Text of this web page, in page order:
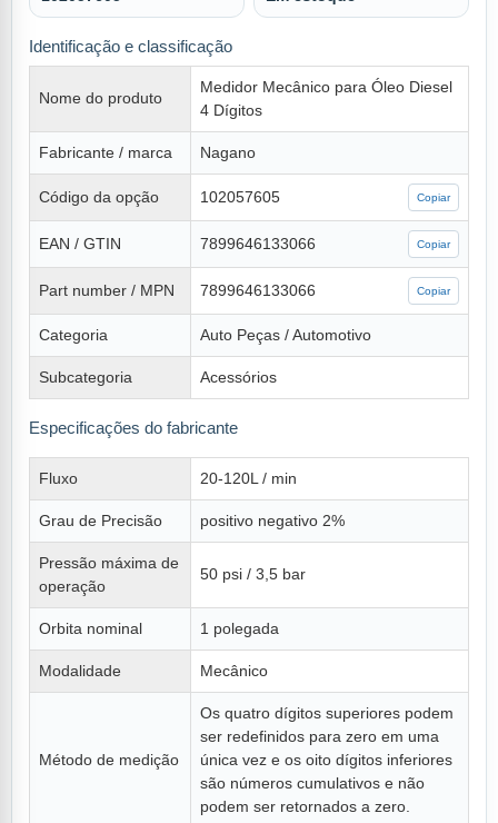
Identificação e classificação
Nome do produto
Medidor Mecânico para Óleo Diesel
4 Dígitos
Fabricante / marca Nagano
Código da opção 102057605 Copiar
EAN / GTIN 7899646133066 Copiar
Part number / MPN 7899646133066 Copiar
Categoria Auto Peças / Automotivo
Subcategoria Acessórios
Especificações do fabricante
Fluxo 20-120L / min
Grau de Precisão positivo negativo 2%
Pressão máxima de
operação
50 psi / 3,5 bar
Orbita nominal 1 polegada
Modalidade Mecânico
Método de medição
Os quatro dígitos superiores podem
ser redefinidos para zero em uma
única vez e os oito dígitos inferiores
são números cumulativos e não
podem ser retornados a zero.